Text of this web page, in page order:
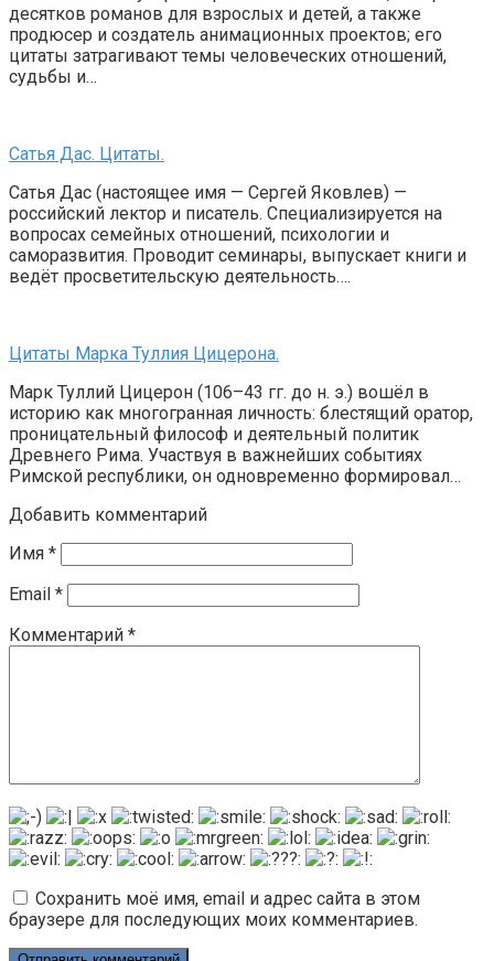
десятков романов для взрослых и детей, а также
продюсер и создатель анимационных проектов; его
цитаты затрагивают темы человеческих отношений,
судьбы и…
Сатья Дас. Цитаты.
Сатья Дас (настоящее имя — Сергей Яковлев) —
российский лектор и писатель. Специализируется на
вопросах семейных отношений, психологии и
саморазвития. Проводит семинары, выпускает книги и
ведёт просветительскую деятельность….
Цитаты Марка Туллия Цицерона.
Марк Туллий Цицерон (106–43 гг. до н. э.) вошёл в
историю как многогранная личность: блестящий оратор,
проницательный философ и деятельный политик
Древнего Рима. Участвуя в важнейших событиях
Римской республики, он одновременно формировал…
Добавить комментарий
Имя *
Email *
Комментарий *
Сохранить моё имя, email и адрес сайта в этом
браузере для последующих моих комментариев.